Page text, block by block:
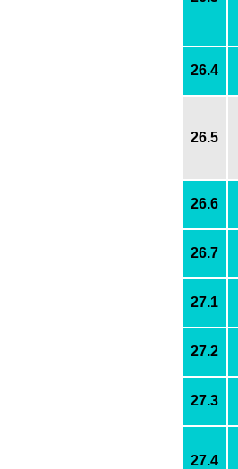
26.4
26.5
26.6
26.7
27.1
27.2
27.3
27.4